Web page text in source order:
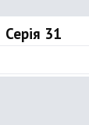
Серія 31